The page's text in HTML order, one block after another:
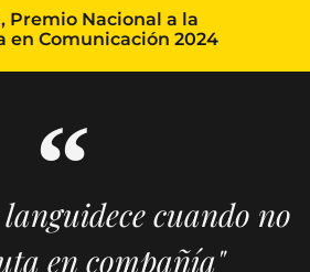
Premio Nacional a la
en Comunicación 2024
cuando no
en compañía"